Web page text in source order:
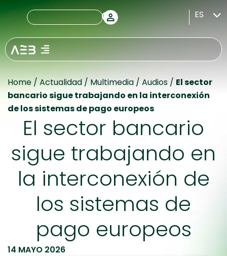
ES
Home / Actualidad / Multimedia / Audios / El sector
bancario sigue trabajando en la interconexión
de los sistemas de pago europeos
El sector bancario
sigue trabajando en
la interconexión de
los sistemas de
pago europeos
14 MAYO 2026